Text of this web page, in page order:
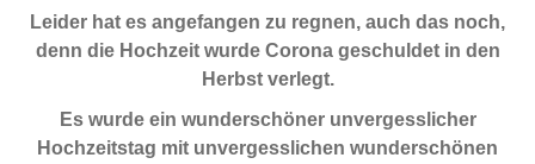
Leider hat es angefangen zu regnen, auch das noch,
denn die Hochzeit wurde Corona geschuldet in den
Herbst verlegt.
Es wurde ein wunderschöner unvergesslicher
Hochzeitstag mit unvergesslichen wunderschönen